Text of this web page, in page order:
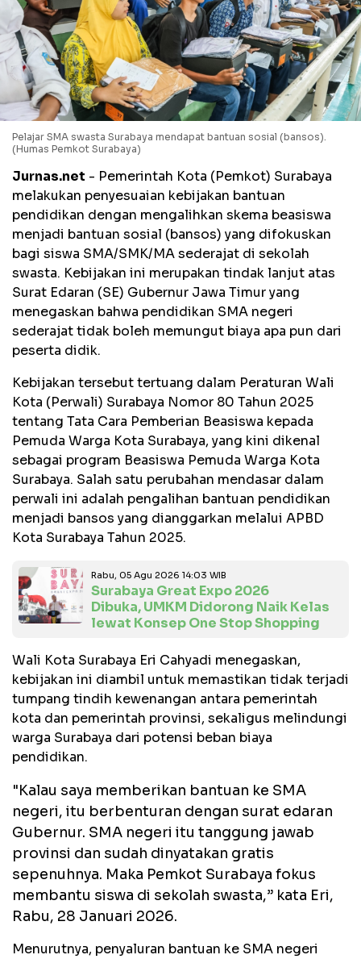
Pelajar SMA swasta Surabaya mendapat bantuan sosial (bansos).
(Humas Pemkot Surabaya)
Jurnas.net - Pemerintah Kota (Pemkot) Surabaya
melakukan penyesuaian kebijakan bantuan
pendidikan dengan mengalihkan skema beasiswa
menjadi bantuan sosial (bansos) yang difokuskan
bagi siswa SMA/SMK/MA sederajat di sekolah
swasta. Kebijakan ini merupakan tindak lanjut atas
Surat Edaran (SE) Gubernur Jawa Timur yang
menegaskan bahwa pendidikan SMA negeri
sederajat tidak boleh memungut biaya apa pun dari
peserta didik.
Kebijakan tersebut tertuang dalam Peraturan Wali
Kota (Perwali) Surabaya Nomor 80 Tahun 2025
tentang Tata Cara Pemberian Beasiswa kepada
Pemuda Warga Kota Surabaya, yang kini dikenal
sebagai program Beasiswa Pemuda Warga Kota
Surabaya. Salah satu perubahan mendasar dalam
perwali ini adalah pengalihan bantuan pendidikan
menjadi bansos yang dianggarkan melalui APBD
Kota Surabaya Tahun 2025.
Rabu, 05 Agu 2026 14:03 WIB
Surabaya Great Expo 2026
Dibuka, UMKM Didorong Naik Kelas
lewat Konsep One Stop Shopping
Wali Kota Surabaya Eri Cahyadi menegaskan,
kebijakan ini diambil untuk memastikan tidak terjadi
tumpang tindih kewenangan antara pemerintah
kota dan pemerintah provinsi, sekaligus melindungi
warga Surabaya dari potensi beban biaya
pendidikan.
"Kalau saya memberikan bantuan ke SMA
negeri, itu berbenturan dengan surat edaran
Gubernur. SMA negeri itu tanggung jawab
provinsi dan sudah dinyatakan gratis
sepenuhnya. Maka Pemkot Surabaya fokus
membantu siswa di sekolah swasta,” kata Eri,
Rabu, 28 Januari 2026.
Menurutnya, penyaluran bantuan ke SMA negeri